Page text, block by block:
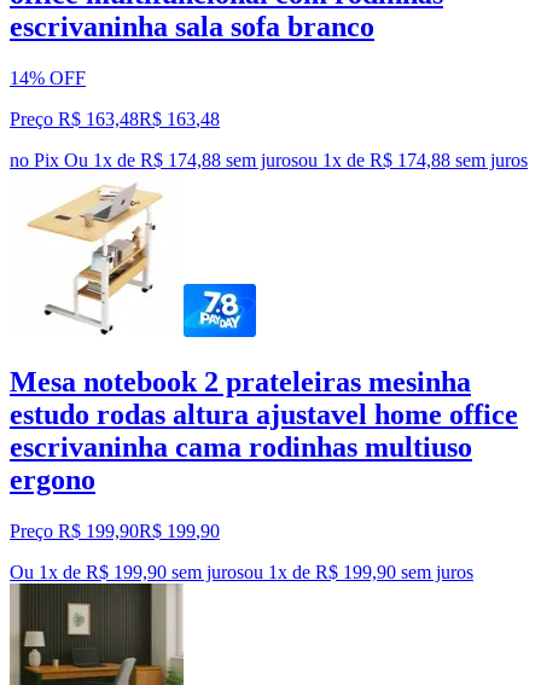
escrivaninha sala sofa branco
14% OFF
Preço R$ 163,48R$ 163,48
no Pix Ou 1x de R$ 174,88 sem jurosou 1x de R$ 174,88 sem juros
Mesa notebook 2 prateleiras mesinha
estudo rodas altura ajustavel home office
escrivaninha cama rodinhas multiuso
ergono
Preço R$ 199,90R$ 199,90
Ou 1x de R$ 199,90 sem jurosou 1x de R$ 199,90 sem juros